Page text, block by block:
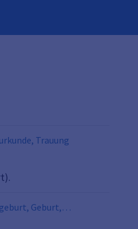
Trauung
Geburt,
Kind,